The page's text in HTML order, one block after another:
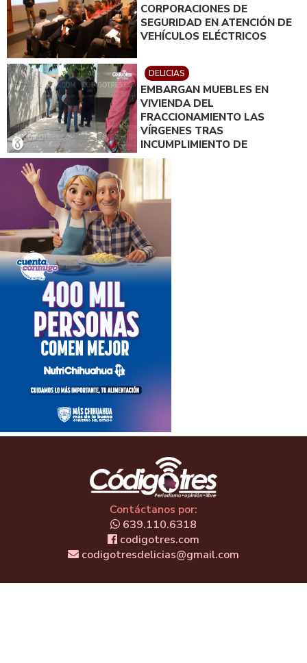
CORPORACIONES DE
SEGURIDAD EN ATENCIÓN DE
VEHÍCULOS ELÉCTRICOS
DELICIAS
EMBARGAN MUEBLES EN
VIVIENDA DEL
FRACCIONAMIENTO LAS
VÍRGENES TRAS
INCUMPLIMIENTO DE
ACUERDO DE PAGO
Contáctanos por:
639.110.6318
codigotres.com
codigotresdelicias@gmail.com